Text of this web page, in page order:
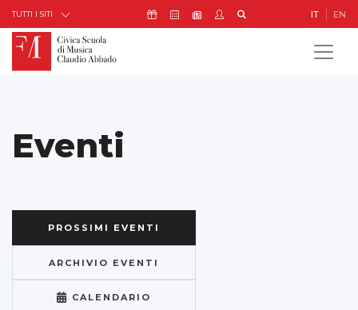
Skip to Content
TUTTI I SITI Icona Sostienici
Icona Calendario Eventi
Icona Newsletter
Icona My Civica IT EN
Eventi
PROSSIMI EVENTI
ARCHIVIO EVENTI
CALENDARIO